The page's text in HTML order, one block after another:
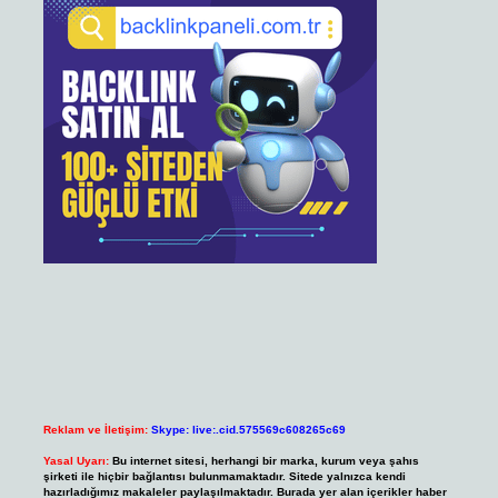
Reklam ve İletişim: Skype: live:.cid.575569c608265c69
Yasal Uyarı: Bu internet sitesi, herhangi bir marka, kurum veya şahıs
şirketi ile hiçbir bağlantısı bulunmamaktadır. Sitede yalnızca kendi
hazırladığımız makaleler paylaşılmaktadır. Burada yer alan içerikler haber